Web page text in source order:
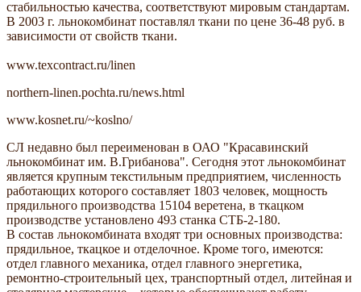
стабильностью качества, соответствуют мировым стандартам.
В 2003 г. льнокомбинат поставлял ткани по цене 36-48 руб. в
зависимости от свойств ткани.
www.texcontract.ru/linen
northern-linen.pochta.ru/news.html
www.kosnet.ru/~koslno/
СЛ недавно был переименован в ОАО "Красавинский
льнокомбинат им. В.Грибанова". Сегодня этот льнокомбинат
является крупным текстильным предприятием, численность
работающих которого составляет 1803 человек, мощность
прядильного производства 15104 веретена, в ткацком
производстве установлено 493 станка СТБ-2-180.
В состав льнокомбината входят три основных производства:
прядильное, ткацкое и отделочное. Кроме того, имеются:
отдел главного механика, отдел главного энергетика,
ремонтно-строительный цех, транспортный отдел, литейная и